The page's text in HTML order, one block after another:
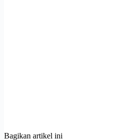
Bagikan artikel ini